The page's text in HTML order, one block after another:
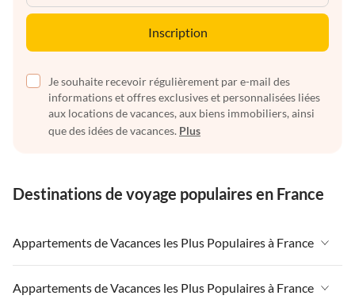
Inscription
Je souhaite recevoir régulièrement par e-mail des
informations et offres exclusives et personnalisées liées
aux locations de vacances, aux biens immobiliers, ainsi
que des idées de vacances. Plus
Destinations de voyage populaires en France
Appartements de Vacances les Plus Populaires à France
Appartements de Vacances à France
Appartements de Vacances les Plus Populaires à France